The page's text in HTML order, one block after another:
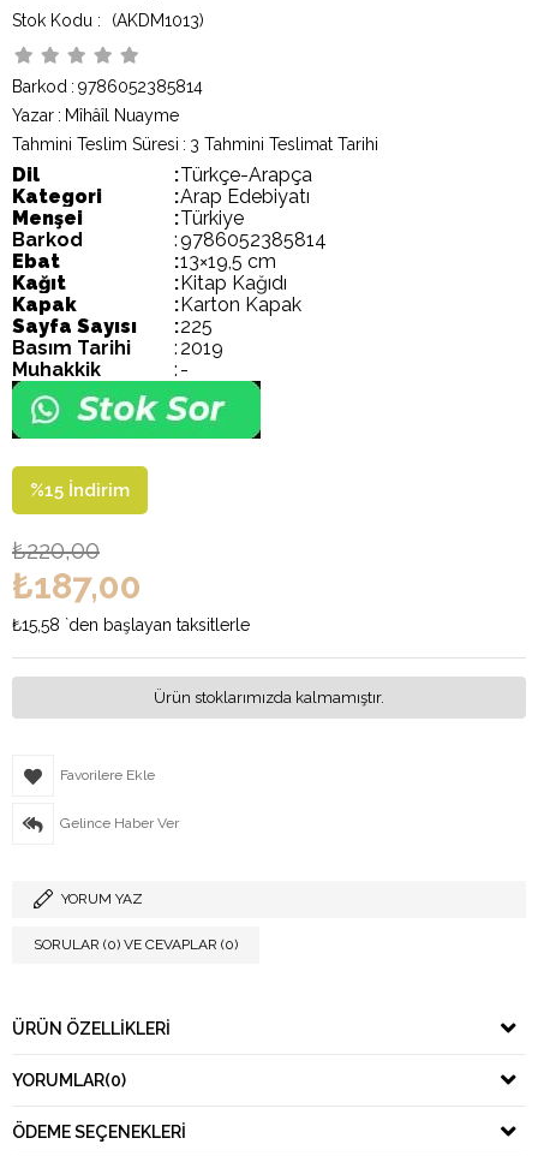
(AKDM1013)
Barkod : 9786052385814
Yazar : Mîhâîl Nuayme
Tahmini Teslim Süresi : 3 Tahmini Teslimat Tarihi
Dil :Türkçe-Arapça
Kategori
:Arap Edebiyatı
Menşei
:Türkiye
Barkod
:9786052385814
Ebat
:13×19,5 cm
Kağıt
:Kitap Kağıdı
Kapak
:Karton Kapak
Sayfa Sayısı
:225
Basım Tarihi
: 2019
Muhakkik
: -
%15 İndirim
₺220,00
₺187,00
₺15,58 `den başlayan taksitlerle
Ürün stoklarımızda kalmamıştır.
Favorilere Ekle
Gelince Haber Ver
YORUM YAZ
SORULAR (0) VE CEVAPLAR (0)
ÜRÜN ÖZELLIKLERI
YORUMLAR(0)
ÖDEME SEÇENEKLERI